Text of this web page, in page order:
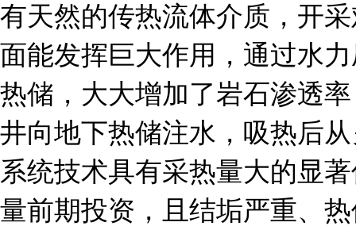
有天然的传热流体介质，开
面能发挥巨大作用，通过水
热储，大大增加了岩石渗透
井向地下热储注水，吸热后
系统技术具有采热量大的显
量前期投资，且结垢严重、